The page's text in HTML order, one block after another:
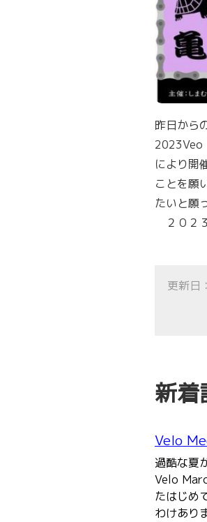
昨日から
2023Veo
により開
ことを願
たいと願
２０２
更新日
新着
Velo
過酷な夏
Velo
たはじめ
わけあり